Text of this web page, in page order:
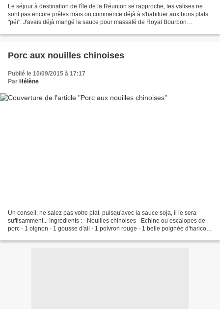
Le séjour à destination de l'île de la Réunion se rapproche, les valises ne
sont pas encore prêtes mais on commence déjà à s'habituer aux bons plats
"péi". J'avais déjà mangé la sauce pour massalé de Royal Bourbon
Porc aux nouilles chinoises
Publié le 10/09/2015 à 17:17
Par Hélène
Un conseil, ne salez pas votre plat, puisqu'avec la sauce soja, il le sera
suffisamment... Ingrédients : - Nouilles chinoises - Echine ou escalopes de
porc - 1 oignon - 1 gousse d'ail - 1 poivron rouge - 1 belle poignée d'haricots